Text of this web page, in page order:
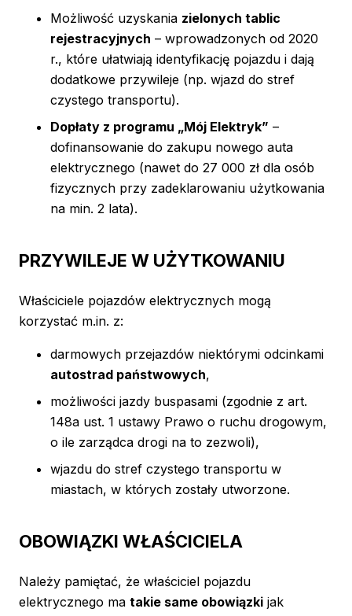
Możliwość uzyskania zielonych tablic
rejestracyjnych – wprowadzonych od 2020
r., które ułatwiają identyfikację pojazdu i dają
dodatkowe przywileje (np. wjazd do stref
czystego transportu).
Dopłaty z programu „Mój Elektryk” –
dofinansowanie do zakupu nowego auta
elektrycznego (nawet do 27 000 zł dla osób
fizycznych przy zadeklarowaniu użytkowania
na min. 2 lata).
PRZYWILEJE W UŻYTKOWANIU
Właściciele pojazdów elektrycznych mogą
korzystać m.in. z:
darmowych przejazdów niektórymi odcinkami
autostrad państwowych,
możliwości jazdy buspasami (zgodnie z art.
148a ust. 1 ustawy Prawo o ruchu drogowym,
o ile zarządca drogi na to zezwoli),
wjazdu do stref czystego transportu w
miastach, w których zostały utworzone.
OBOWIĄZKI WŁAŚCICIELA
Należy pamiętać, że właściciel pojazdu
elektrycznego ma takie same obowiązki jak